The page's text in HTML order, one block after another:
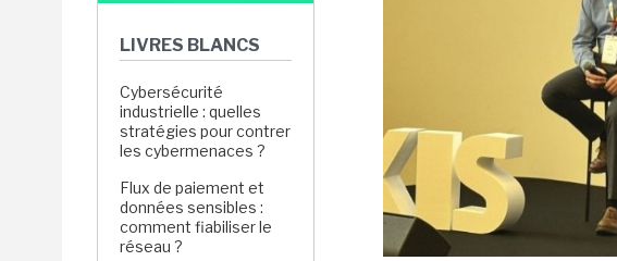
LIVRES BLANCS
Cybersécurité
industrielle : quelles
stratégies pour contrer
les cybermenaces ?
Flux de paiement et
données sensibles :
comment fiabiliser le
réseau ?